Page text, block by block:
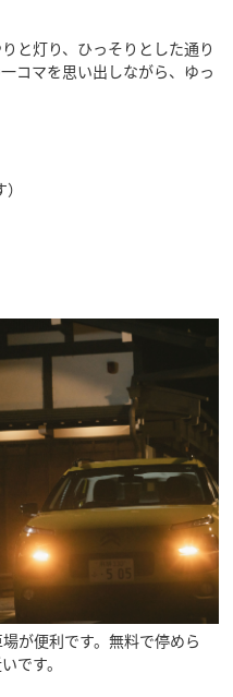
と灯り、ひっそりとした通り
コマを思い出しながら、ゆっ
が便利です。無料で停めら
です。